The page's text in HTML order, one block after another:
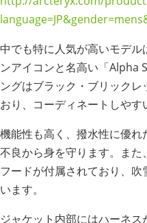
中でも特に人気が高いモデ
ンアイコンと名高い「Alpha
ングはブラック・ブリック
おり、コーディネートしやす
機能性も高く、撥水性に優
不良から身を守ります。ま
フードが付属されており、
います。
ジャケット内部にはハーネ